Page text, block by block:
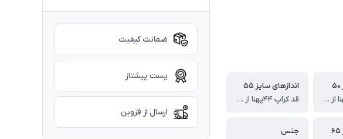
قد کراپ ۴۰ پهنا از یکطرف ۳۸سانت
اندازهای سایز ۵۵
قد کراپ ۴۴پهنا از یکطرف ۳۹ سانت
جنس
ضمانت کیفیت
پست پیشتاز
ارسال از قزوین